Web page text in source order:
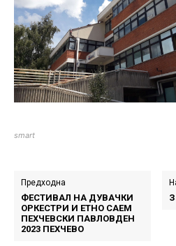
smart
Предходна
ФЕСТИВАЛ НА ДУВАЧКИ
ОРКЕСТРИ И ЕТНО САЕМ
ПЕХЧЕВСКИ ПАВЛОВДЕН
2023 ПЕХЧЕВО